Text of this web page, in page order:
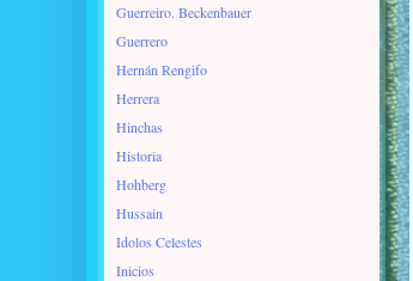
Guerreiro. Beckenbauer
Guerrero
Hernán Rengifo
Herrera
Hinchas
Historia
Hohberg
Hussain
Idolos Celestes
Inicios